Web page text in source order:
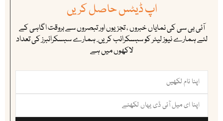
اپ ڈیٹس حاصل کریں
آئی بی سی کی نمایاں خبروں ، تجزیوں اور تبصروں سے بروقت اگاہی کے
لئے ہمارے نیوز لیٹر کو سبسکرائب کریں. ہمارے سبسکرائبرز کی تعداد
لاکھوں میں ہے